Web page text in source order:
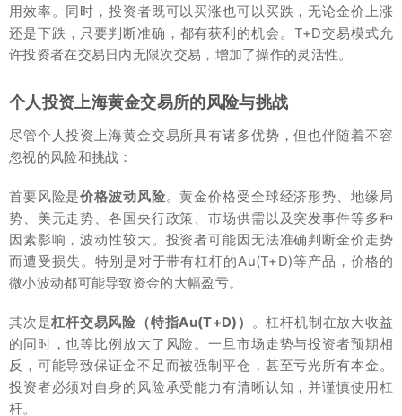
用效率。同时，投资者既可以买涨也可以买跌，无论金价上涨
还是下跌，只要判断准确，都有获利的机会。T+D交易模式允
许投资者在交易日内无限次交易，增加了操作的灵活性。
个人投资上海黄金交易所的风险与挑战
尽管个人投资上海黄金交易所具有诸多优势，但也伴随着不容
忽视的风险和挑战：
首要风险是价格波动风险。黄金价格受全球经济形势、地缘局
势、美元走势、各国央行政策、市场供需以及突发事件等多种
因素影响，波动性较大。投资者可能因无法准确判断金价走势
而遭受损失。特别是对于带有杠杆的Au(T+D)等产品，价格的
微小波动都可能导致资金的大幅盈亏。
其次是杠杆交易风险（特指Au(T+D)） 。杠杆机制在放大收益
的同时，也等比例放大了风险。一旦市场走势与投资者预期相
反，可能导致保证金不足而被强制平仓，甚至亏光所有本金。
投资者必须对自身的风险承受能力有清晰认知，并谨慎使用杠
杆。